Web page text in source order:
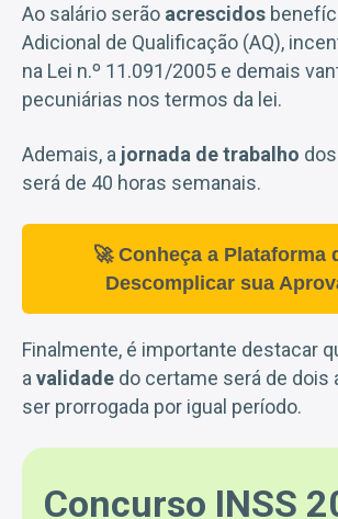
Ao salário serão acrescidos
Adicional de Qualificação (AQ),
na Lei n.º 11.091/2005 e demais
pecuniárias nos termos da lei.
Ademais, a jornada de trabalho
será de 40 horas semanais.
🚀 Conheça a Plataforma
Descomplicar sua
Finalmente, é importante destacar
a validade do certame será de dois
ser prorrogada por igual período.
Concurso INSS